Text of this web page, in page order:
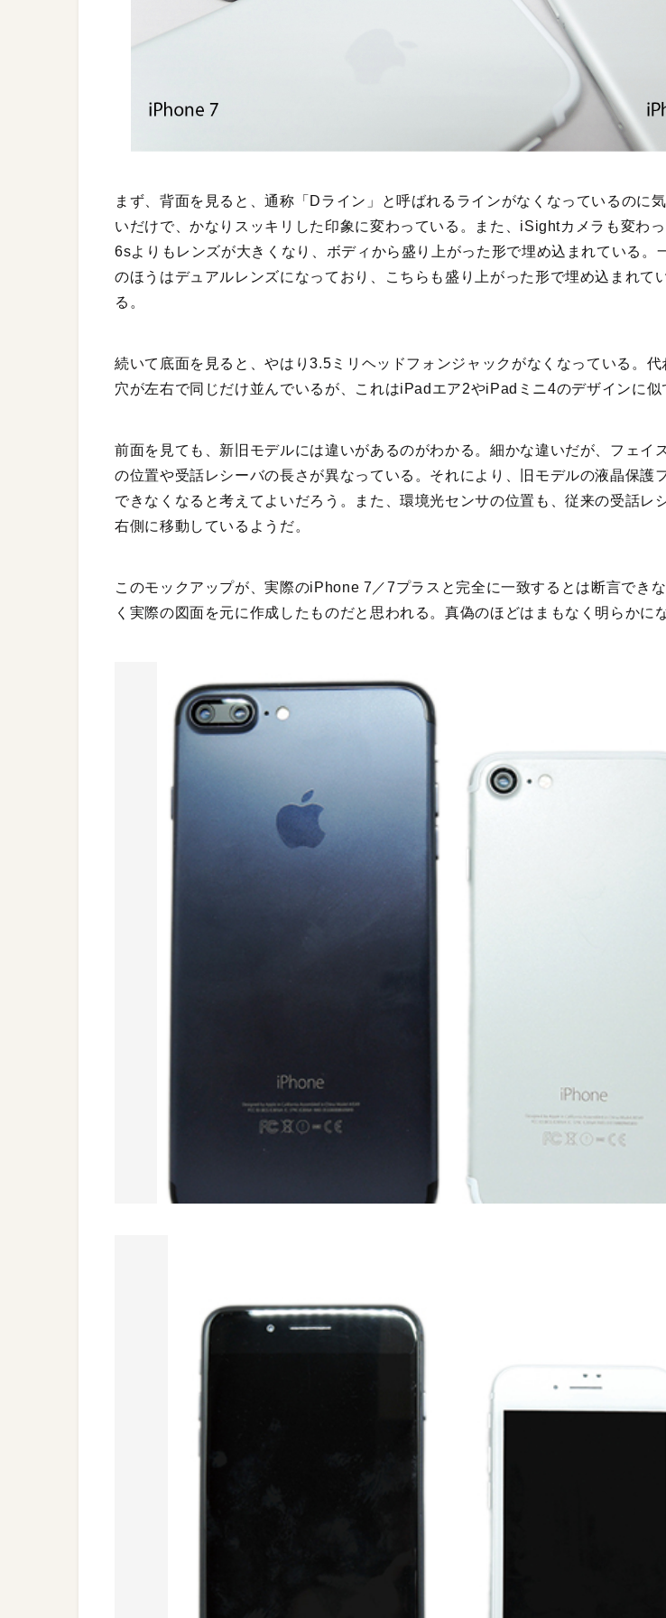
まず、背面を見ると、通称「Dライン」と呼ばれるラインがなくなっているのに
いだけで、かなりスッキリした印象に変わっている。また、iSightカメラも変わ
6sよりもレンズが大きくなり、ボディから盛り上がった形で埋め込まれている。
のほうはデュアルレンズになっており、こちらも盛り上がった形で埋め込まれて
る。
続いて底面を見ると、やはり3.5ミリヘッドフォンジャックがなくなっている。代
穴が左右で同じだけ並んでいるが、これはiPadエア2やiPadミニ4のデザインに似
前面を見ても、新旧モデルには違いがあるのがわかる。細かな違いだが、フェイ
の位置や受話レシーバの長さが異なっている。それにより、旧モデルの液晶保護
できなくなると考えてよいだろう。また、環境光センサの位置も、従来の受話レ
右側に移動しているようだ。
このモックアップが、実際のiPhone 7／7プラスと完全に一致するとは断言でき
く実際の図面を元に作成したものだと思われる。真偽のほどはまもなく明らかに